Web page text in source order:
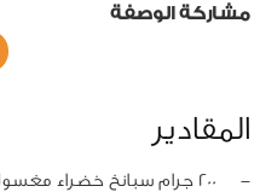
مشاركة الوصفة
المقادير
‏-
200 جرام سبانخ خضراء مغسولة